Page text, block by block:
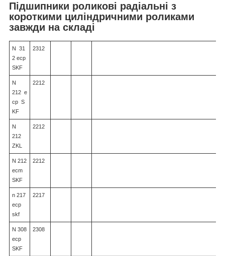
Підшипники роликові радіальні з
короткими циліндричними роликами
завжди на складі
N 31
2 ecp
SKF
2312
N
212 e
cp S
KF
2212
N
212
ZKL
2212
N 212
ecm
SKF
2212
n 217
ecp
skf
2217
N 308
ecp
SKF
2308